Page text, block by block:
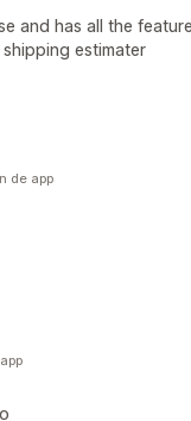
and has all the
estimater
de app